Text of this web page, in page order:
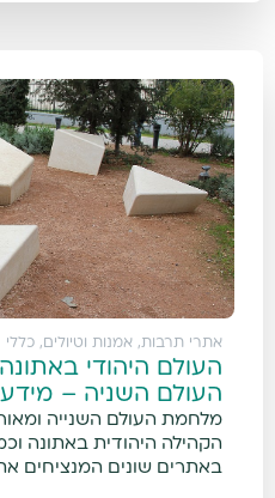
אתרי תרבות, אמנות וטיולים , כללי
העולם היהודי
העולם השניה – מידע
מלחמת העולם השנייה
הקהילה היהודית באתונה
באתרים שונים המנציחים